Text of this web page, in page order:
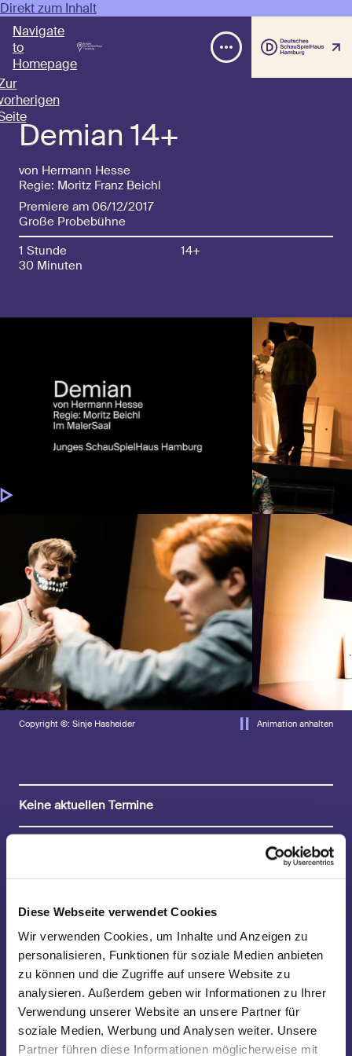
Diese Webseite verwendet Cookies
Wir verwenden Cookies, um Inhalte und Anzeigen zu
personalisieren, Funktionen für soziale Medien anbieten
zu können und die Zugriffe auf unsere Website zu
analysieren. Außerdem geben wir Informationen zu Ihrer
Verwendung unserer Website an unsere Partner für
soziale Medien, Werbung und Analysen weiter. Unsere
Partner führen diese Informationen möglicherweise mit
Direkt zum Inhalt
Navigate
to
Homepage
Demian 14+
von Hermann Hesse
Regie: Moritz Franz Beichl
Premiere am 06/12/2017
Große Probebühne
1 Stunde
30 Minuten
14+
Copyright ©: Sinje Hasheider Animation anhalten
Keine aktuellen Termine
„Meine Geschichte ist die eines Menschen – nicht eines
erfundenen, eines möglichen, eines idealen oder
einmaligen, lebenden Menschen.“ Dieser einmalige
mit dem Moment, in dem ihm aufgeht, dass die Welt aus
zwei Welten besteht: einer heilen, milden und hellen
und einer dunklen, die das Verbotene und Gewaltsame
beheimatet. Emil, dessen Zuhause die dunkle Seite
nicht zu kennen scheint, ist fasziniert von dieser
Entdeckung. In Person des Straßenjungen Kromer
verfällt er ihr und wird, naiv und unerfahren, auch gleich
zu deren Opfer, wäre da nicht Max Demian, der ihn aus